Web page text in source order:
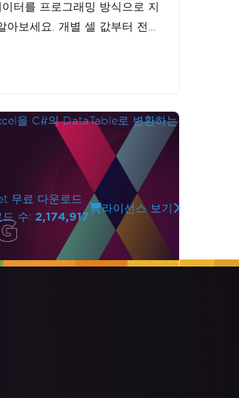
터를 프로그래밍 방식으로 지
아보세요. 개별 셀 값부터 전체
무료 다운로드
수: 2,174,917
라이선스 보기